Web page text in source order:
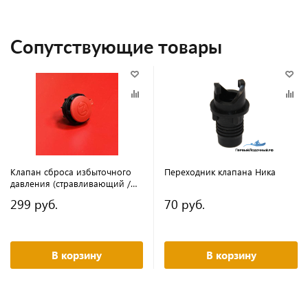
Сопутствующие товары
Клапан сброса избыточного
давления (стравливающий /
надувных пвх лодок
299 руб.
В корзину
Переходник клапана Ника
70 руб.
В корзину